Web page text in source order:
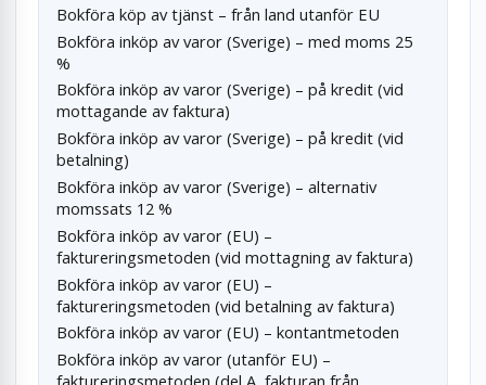
Bokföra köp av tjänst – från land utanför EU
Bokföra inköp av varor (Sverige) – med moms 25
%
Bokföra inköp av varor (Sverige) – på kredit (vid
mottagande av faktura)
Bokföra inköp av varor (Sverige) – på kredit (vid
betalning)
Bokföra inköp av varor (Sverige) – alternativ
momssats 12 %
Bokföra inköp av varor (EU) –
faktureringsmetoden (vid mottagning av faktura)
Bokföra inköp av varor (EU) –
faktureringsmetoden (vid betalning av faktura)
Bokföra inköp av varor (EU) – kontantmetoden
Bokföra inköp av varor (utanför EU) –